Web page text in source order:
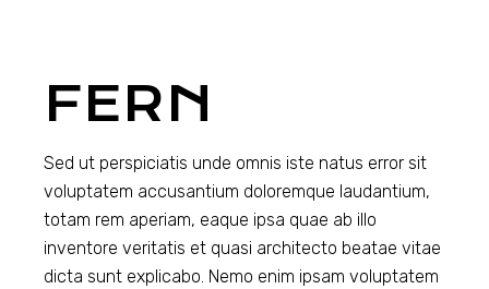
FERN
Sed ut perspiciatis unde omnis iste natus error sit
voluptatem accusantium doloremque laudantium,
totam rem aperiam, eaque ipsa quae ab illo
inventore veritatis et quasi architecto beatae vitae
dicta sunt explicabo. Nemo enim ipsam voluptatem